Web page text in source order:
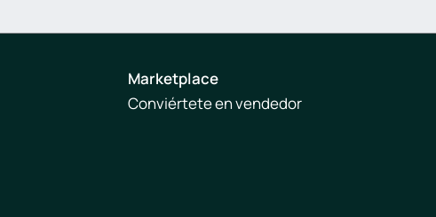
Marketplace
Conviértete en vendedor